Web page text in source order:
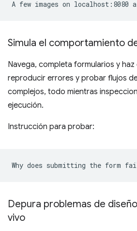
Simula el comportamiento
Navega, completa formularios y
reproducir errores y probar flujos
complejos, todo mientras
ejecución.
Instrucción para probar:
Depura problemas de
vivo